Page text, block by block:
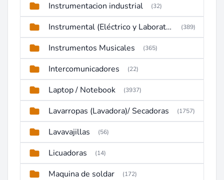
Instrumentacion industrial (32)
Instrumental (Eléctrico y Laboratorio) (389)
Instrumentos Musicales (365)
Intercomunicadores (22)
Laptop / Notebook (3937)
Lavarropas (Lavadora)/ Secadoras (1757)
Lavavajillas (56)
Licuadoras (14)
Maquina de soldar (172)